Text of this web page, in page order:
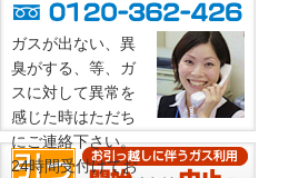
ガスが出ない、異
臭がする、等、ガ
スに対して異常を
感じた時はただち
にご連絡下さい。
24時間受付けてお